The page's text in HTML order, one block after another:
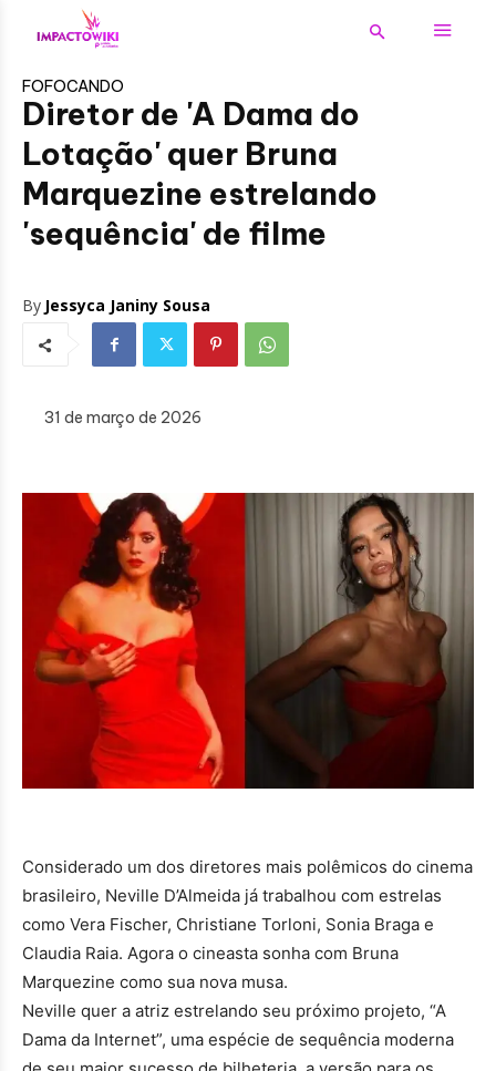
FOFOCANDO
Diretor de 'A Dama do
Lotação' quer Bruna
Marquezine estrelando
'sequência' de filme
By Jessyca Janiny Sousa
31 de março de 2026
Considerado um dos diretores mais polêmicos do cinema
brasileiro, Neville D’Almeida já trabalhou com estrelas
como Vera Fischer, Christiane Torloni, Sonia Braga e
Claudia Raia. Agora o cineasta sonha com Bruna
Marquezine como sua nova musa.
Neville quer a atriz estrelando seu próximo projeto, “A
Dama da Internet”, uma espécie de sequência moderna